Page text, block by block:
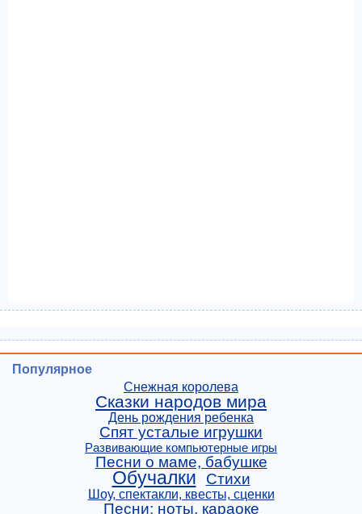
Популярное
Снежная королева
Сказки народов мира
День рождения ребенка
Спят усталые игрушки
Развивающие компьютерные игры
Песни о маме, бабушке
Обучалки Стихи
Шоу, спектакли, квесты, сценки
Песни: ноты, караоке